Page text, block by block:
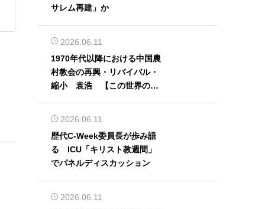
サレム再建」か
2026.06.11
1970年代以降における中国農
村教会の再興・リバイバル・
縮小 袁浩 【この世界の片
2026.06.11
歴代C-Week委員長が歩み語
る ICU「キリスト教週間」
でパネルディスカッション
2026.06.11